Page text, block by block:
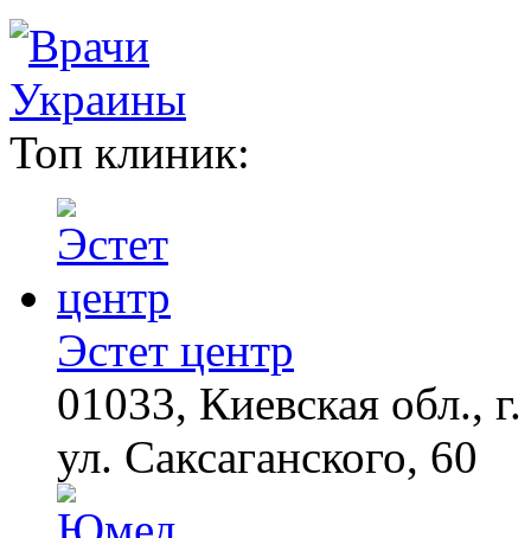
Топ клиник:
Эстет центр
01033, Киевская обл.,
ул. Саксаганского, 60